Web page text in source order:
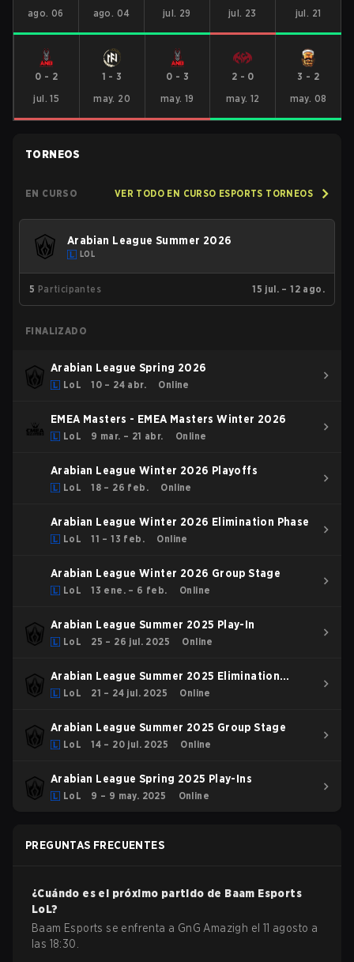
ago. 06
ago. 04
jul. 29
jul. 23
jul. 21
0 - 2
jul. 15
1 - 3
may. 20
0 - 3
may. 19
2 - 0
may. 12
3 - 2
may. 08
TORNEOS
EN CURSO VER TODO EN CURSO ESPORTS TORNEOS
Arabian League Summer 2026
LOL
5 Participantes 15 jul. – 12 ago.
FINALIZADO
Arabian League Spring 2026
LoL 10 – 24 abr. Online
EMEA Masters - EMEA Masters Winter 2026
LoL 9 mar. – 21 abr. Online
Arabian League Winter 2026 Playoffs
LoL 18 – 26 feb. Online
Arabian League Winter 2026 Elimination Phase
LoL 11 – 13 feb. Online
Arabian League Winter 2026 Group Stage
LoL 13 ene. – 6 feb. Online
Arabian League Summer 2025 Play-In
LoL 25 – 26 jul. 2025 Online
Arabian League Summer 2025 Elimination
Stage
LoL 21 – 24 jul. 2025 Online
Arabian League Summer 2025 Group Stage
LoL 14 – 20 jul. 2025 Online
Arabian League Spring 2025 Play-Ins
LoL 9 – 9 may. 2025 Online
PREGUNTAS FRECUENTES
¿Cuándo es el próximo partido de Baam Esports
LoL?
Baam Esports se enfrenta a GnG Amazigh el 11 agosto a
las 18:30.